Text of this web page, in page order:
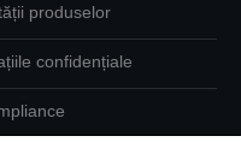
produselor
confidențiale